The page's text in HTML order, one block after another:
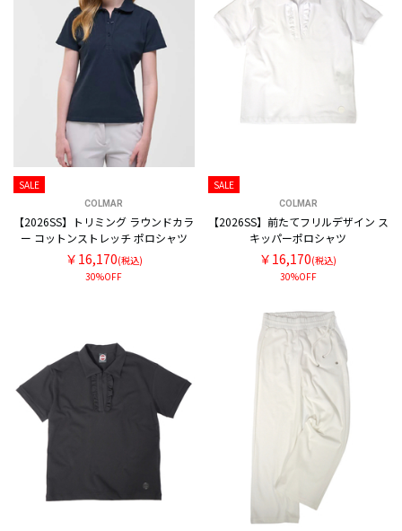
SALE
COLMAR
【2026SS】トリミング ラウンドカラ
ー コットンストレッチ ポロシャツ
￥16,170(税込)
30%OFF
SALE
COLMAR
【2026SS】前たてフリルデザイン ス
キッパーポロシャツ
￥16,170(税込)
30%OFF